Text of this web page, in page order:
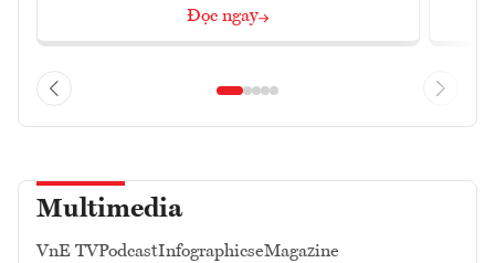
Đọc ngay
Multimedia
VnE TVPodcastInfographicseMagazine